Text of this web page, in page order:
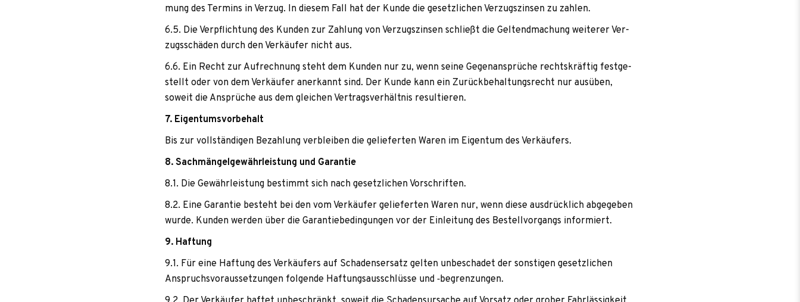
mung des Ter­mins in Ver­zug. In die­sem Fall hat der Kunde die gesetz­li­chen Ver­zugs­zin­sen zu zahlen.
6.5. Die Ver­pflich­tung des Kun­den zur Zah­lung von Ver­zugs­zin­sen schließt die Gel­tend­ma­chung wei­te­rer Ver­
zugs­schä­den durch den Ver­käu­fer nicht aus.
6.6. Ein Recht zur Auf­rech­nung steht dem Kun­den nur zu, wenn seine Gegen­an­sprü­che rechts­kräf­tig fest­ge­
stellt oder von dem Ver­käu­fer aner­kannt sind. Der Kunde kann ein Zurück­be­hal­tungs­recht nur aus­üben,
soweit die Ansprü­che aus dem glei­chen Ver­trags­ver­hält­nis resultieren.
7. Eigen­tums­vor­be­halt
Bis zur voll­stän­di­gen Bezah­lung ver­blei­ben die gelie­fer­ten Waren im Eigen­tum des Verkäufers.
8. Sach­män­gel­ge­währ­leis­tung und Garantie
8.1. Die Gewähr­leis­tung bestimmt sich nach gesetz­li­chen Vorschriften.
8.2. Eine Garan­tie besteht bei den vom Ver­käu­fer gelie­fer­ten Waren nur, wenn diese aus­drück­lich abge­ge­ben
wurde. Kun­den wer­den über die Garan­tie­be­din­gun­gen vor der Ein­lei­tung des Bestell­vor­gangs informiert.
9. Haf­tung
9.1. Für eine Haf­tung des Ver­käu­fers auf Scha­dens­er­satz gel­ten unbe­scha­det der sons­ti­gen gesetz­li­chen
Anspruchs­vor­aus­set­zun­gen fol­gende Haf­tungs­aus­schlüsse und ‑begren­zun­gen.